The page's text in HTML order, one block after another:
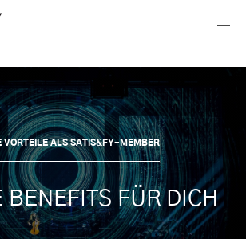
VORTEILE ALS SATIS&FY-MEMBER
BENEFITS FÜR DICH